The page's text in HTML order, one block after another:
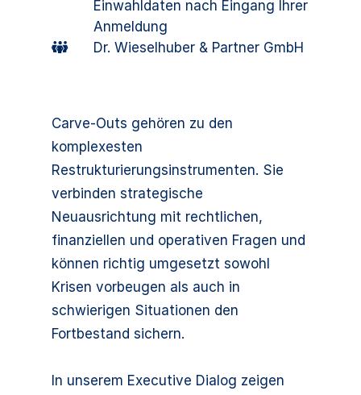
Einwahldaten nach Eingang Ihrer
Anmeldung
Dr. Wieselhuber & Partner GmbH
Carve-Outs gehören zu den
komplexesten
Restrukturierungsinstrumenten. Sie
verbinden strategische
Neuausrichtung mit rechtlichen,
finanziellen und operativen Fragen und
können richtig umgesetzt sowohl
Krisen vorbeugen als auch in
schwierigen Situationen den
Fortbestand sichern.
In unserem Executive Dialog zeigen